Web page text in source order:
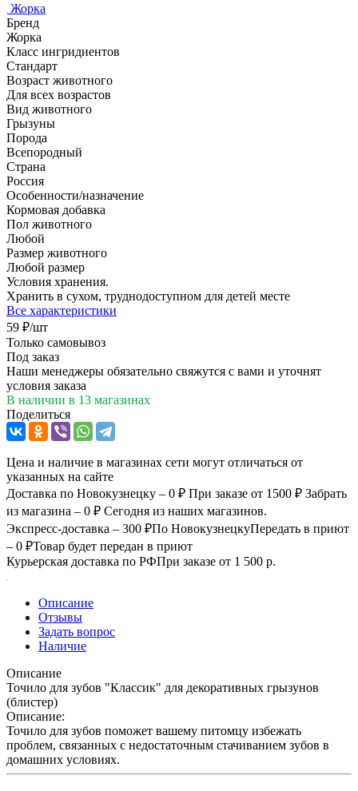
Жорка
Бренд
Жорка
Класс ингридиентов
Стандарт
Возраст животного
Для всех возрастов
Вид животного
Грызуны
Порода
Всепородный
Страна
Россия
Особенности/назначение
Кормовая добавка
Пол животного
Любой
Размер животного
Любой размер
Условия хранения.
Хранить в сухом, труднодоступном для детей месте
Все характеристики
59 ₽/шт
Только самовывоз
Под заказ
Наши менеджеры обязательно свяжутся с вами и уточнят
условия заказа
В наличии в 13 магазинах
Поделиться
Цена и наличие в магазинах сети могут отличаться от
указанных на сайте
Доставка по Новокузнецку – 0 ₽ При заказе от 1500 ₽ Забрать
из магазина – 0 ₽ Сегодня из наших магазинов.
Экспресс-доставка – 300 ₽По НовокузнецкуПередать в приют
– 0 ₽Товар будет передан в приют
Курьерская доставка по РФПри заказе от 1 500 р.
Описание
Отзывы
Задать вопрос
Наличие
Описание
Точило для зубов "Классик" для декоративных грызунов
(блистер)
Описание:
Точило для зубов поможет вашему питомцу избежать
проблем, связанных с недостаточным стачиванием зубов в
домашних условиях.